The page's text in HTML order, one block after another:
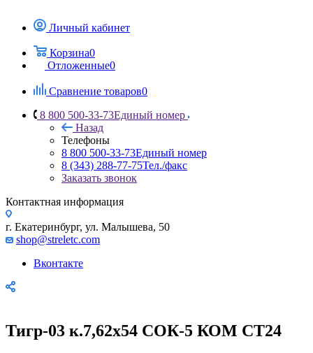
Личный кабинет
Корзина0
Отложенные0
Сравнение товаров0
8 800 500-33-73Единый номер
Назад
Телефоны
8 800 500-33-73Единый номер
8 (343) 288-77-75Тел./факс
Заказать звонок
Контактная информация
г. Екатеринбург, ул. Малышева, 50
shop@streletc.com
Вконтакте
Тигр-03 к.7,62х54 СОК-5 КОМ СТ24